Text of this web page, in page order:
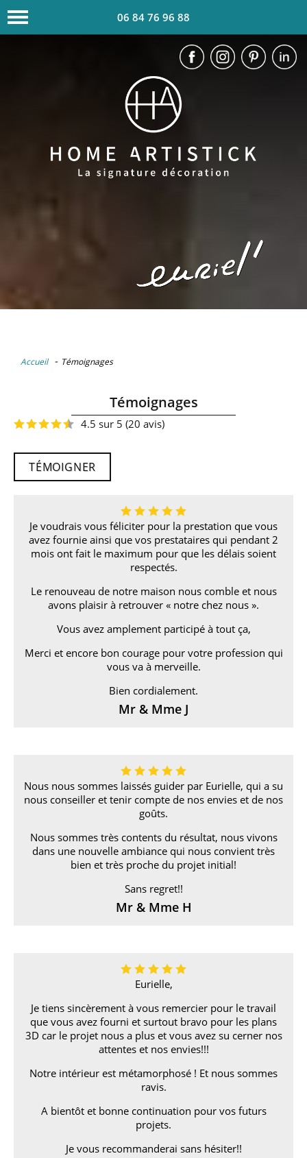
06 84 76 96 88
Accueil - Témoignages
Témoignages
4.5 sur 5 (20 avis)
TÉMOIGNER
Je voudrais vous féliciter pour la prestation que vous
avez fournie ainsi que vos prestataires qui pendant 2
mois ont fait le maximum pour que les délais soient
respectés.
Le renouveau de notre maison nous comble et nous
avons plaisir à retrouver « notre chez nous ».
Vous avez amplement participé à tout ça,
Merci et encore bon courage pour votre profession qui
vous va à merveille.
Bien cordialement.
Mr & Mme J
Nous nous sommes laissés guider par Eurielle, qui a su
nous conseiller et tenir compte de nos envies et de nos
goûts.
Nous sommes très contents du résultat, nous vivons
dans une nouvelle ambiance qui nous convient très
bien et très proche du projet initial!
Sans regret!!
Mr & Mme H
Eurielle,
Je tiens sincèrement à vous remercier pour le travail
que vous avez fourni et surtout bravo pour les plans
3D car le projet nous a plus et vous avez su cerner nos
attentes et nos envies!!!
Notre intérieur est métamorphosé ! Et nous sommes
ravis.
A bientôt et bonne continuation pour vos futurs
projets.
Je vous recommanderai sans hésiter!!